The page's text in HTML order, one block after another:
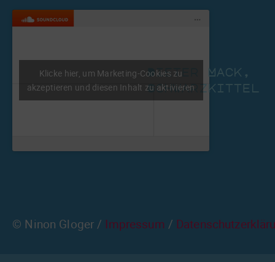
Dieter Mack,
Schwarzkittel
Klicke hier, um Marketing-Cookies zu
akzeptieren und diesen Inhalt zu aktivieren
© Ninon Gloger / Impressum /